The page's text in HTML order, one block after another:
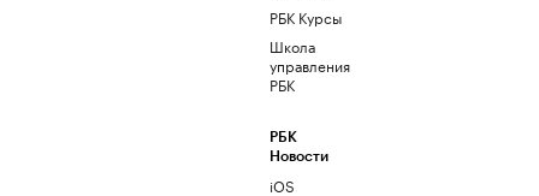
РБК Курсы
Школа
управления
РБК
РБК
Новости
iOS